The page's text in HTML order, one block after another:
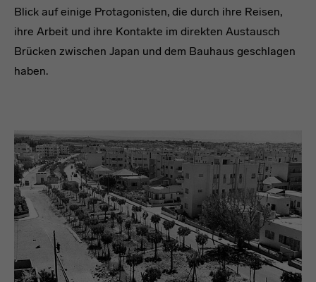
Blick auf einige Protagonisten, die durch ihre Reisen,
ihre Arbeit und ihre Kontakte im direkten Austausch
Brücken zwischen Japan und dem Bauhaus geschlagen
haben.